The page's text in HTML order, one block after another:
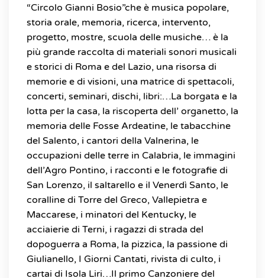
“Circolo Gianni Bosio”che è musica popolare,
storia orale, memoria, ricerca, intervento,
progetto, mostre, scuola delle musiche… è la
più grande raccolta di materiali sonori musicali
e storici di Roma e del Lazio, una risorsa di
memorie e di visioni, una matrice di spettacoli,
concerti, seminari, dischi, libri:…La borgata e la
lotta per la casa, la riscoperta dell’ organetto, la
memoria delle Fosse Ardeatine, le tabacchine
del Salento, i cantori della Valnerina, le
occupazioni delle terre in Calabria, le immagini
dell’Agro Pontino, i racconti e le fotografie di
San Lorenzo, il saltarello e il Venerdì Santo, le
coralline di Torre del Greco, Vallepietra e
Maccarese, i minatori del Kentucky, le
acciaierie di Terni, i ragazzi di strada del
dopoguerra a Roma, la pizzica, la passione di
Giulianello, I Giorni Cantati, rivista di culto, i
cartai di Isola Liri…Il primo Canzoniere del